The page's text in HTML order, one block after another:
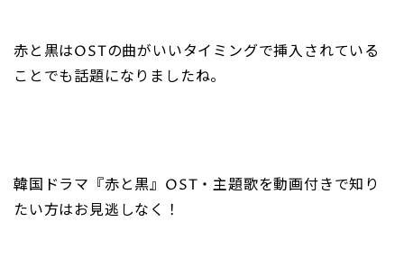
赤と黒はOSTの曲がいいタイミングで挿入されている
ことでも話題になりましたね。
韓国ドラマ『赤と黒』OST・主題歌を動画付きで知り
たい方はお見逃しなく！